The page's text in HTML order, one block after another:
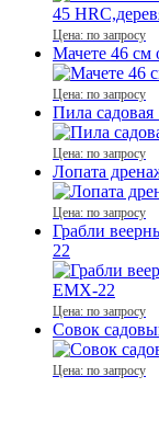
Цена: по запросу
Мачете 46 см
Цена: по запросу
Пила
Цена: по запросу
Лопата
Цена: по запросу
Грабли
22
Цена: по запросу
Совок
Цена: по запросу